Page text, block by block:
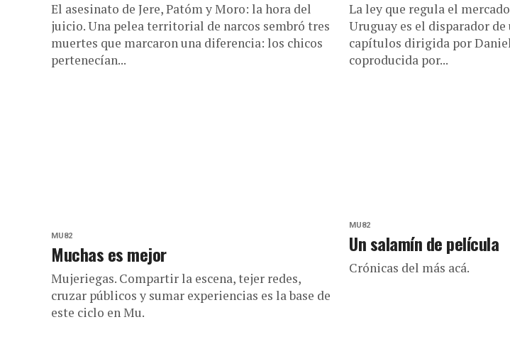
El asesinato de Jere, Patóm y Moro: la hora del
juicio. Una pelea territorial de narcos sembró tres
muertes que marcaron una diferencia: los chicos
pertenecían...
La ley que regula el
Uruguay es el disparador de
capítulos dirigida por
coproducida por...
MU82
Muchas es mejor
Mujeriegas. Compartir la escena, tejer redes,
cruzar públicos y sumar experiencias es la base de
este ciclo en Mu.
MU82
Un salamín de película
Crónicas del más acá.